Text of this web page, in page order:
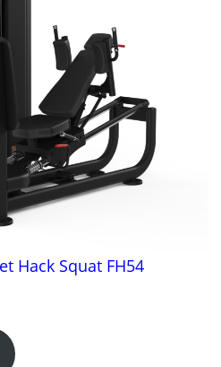
Hack Squat FH54
à Cuisses et Hack